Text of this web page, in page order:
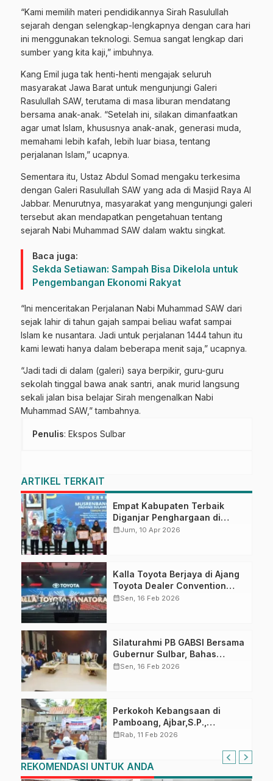
“Kami memilih materi pendidikannya Sirah Rasulullah
sejarah dengan selengkap-lengkapnya dengan cara hari
ini menggunakan teknologi. Semua sangat lengkap dari
sumber yang kita kaji,” imbuhnya.
Kang Emil juga tak henti-henti mengajak seluruh
masyarakat Jawa Barat untuk mengunjungi Galeri
Rasulullah SAW, terutama di masa liburan mendatang
bersama anak-anak. “Setelah ini, silakan dimanfaatkan
agar umat Islam, khususnya anak-anak, generasi muda,
memahami lebih kafah, lebih luar biasa, tentang
perjalanan Islam,” ucapnya.
Sementara itu, Ustaz Abdul Somad mengaku terkesima
dengan Galeri Rasulullah SAW yang ada di Masjid Raya Al
Jabbar. Menurutnya, masyarakat yang mengunjungi galeri
tersebut akan mendapatkan pengetahuan tentang
sejarah Nabi Muhammad SAW dalam waktu singkat.
Baca juga:
Sekda Setiawan: Sampah Bisa Dikelola untuk
Pengembangan Ekonomi Rakyat
“Ini menceritakan Perjalanan Nabi Muhammad SAW dari
sejak lahir di tahun gajah sampai beliau wafat sampai
Islam ke nusantara. Jadi untuk perjalanan 1444 tahun itu
kami lewati hanya dalam beberapa menit saja,” ucapnya.
“Jadi tadi di dalam (galeri) saya berpikir, guru-guru
sekolah tinggal bawa anak santri, anak murid langsung
sekali jalan bisa belajar Sirah mengenalkan Nabi
Muhammad SAW,” tambahnya.
Penulis: Ekspos Sulbar
ARTIKEL TERKAIT
Empat Kabupaten Terbaik
Diganjar Penghargaan di
Musrenbang Sulbar 2027
calendar_monthJum, 10 Apr 2026
Kalla Toyota Berjaya di Ajang
Toyota Dealer Convention
2026
calendar_monthSen, 16 Feb 2026
Silaturahmi PB GABSI Bersama
Gubernur Sulbar, Bahas
Persiapan Kejurnas Bridge ke-
calendar_monthSen, 16 Feb 2026
Perkokoh Kebangsaan di
Pamboang, Ajbar,S.P.,
Sosialisasi Empat Pilar di Desa
calendar_monthRab, 11 Feb 2026
REKOMENDASI UNTUK ANDA